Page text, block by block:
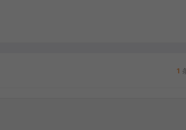
1